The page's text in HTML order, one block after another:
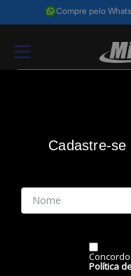
Compre pelo
Microfone de Lapela sem
Código: 49125
Vendido e Entregue por:
Cadastre-
Política